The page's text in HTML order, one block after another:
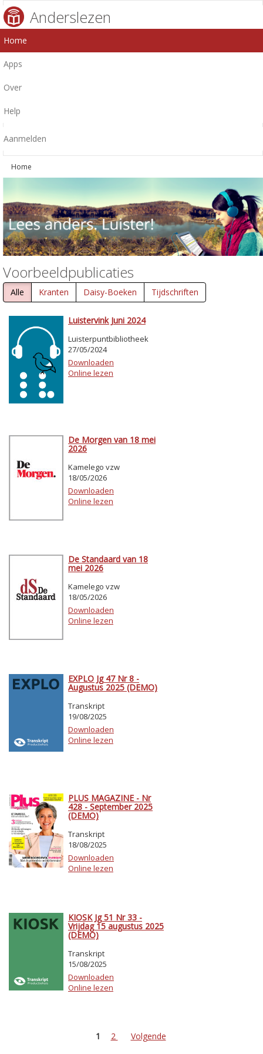
Anderslezen
Home
Apps
Over
Help
Aanmelden
Home
Voorbeeldpublicaties
Alle Kranten Daisy-Boeken Tijdschriften
Luistervink Juni 2024
Luisterpuntbibliotheek
27/05/2024
Downloaden
Online lezen
De Morgen van 18 mei
2026
Kamelego vzw
18/05/2026
Downloaden
Online lezen
De Standaard van 18
mei 2026
Kamelego vzw
18/05/2026
Downloaden
Online lezen
EXPLO Jg 47 Nr 8 -
Augustus 2025 (DEMO)
Transkript
19/08/2025
Downloaden
Online lezen
PLUS MAGAZINE - Nr
428 - September 2025
(DEMO)
Transkript
18/08/2025
Downloaden
Online lezen
KIOSK Jg 51 Nr 33 -
Vrijdag 15 augustus 2025
(DEMO)
Transkript
15/08/2025
Downloaden
Online lezen
1 2 Volgende